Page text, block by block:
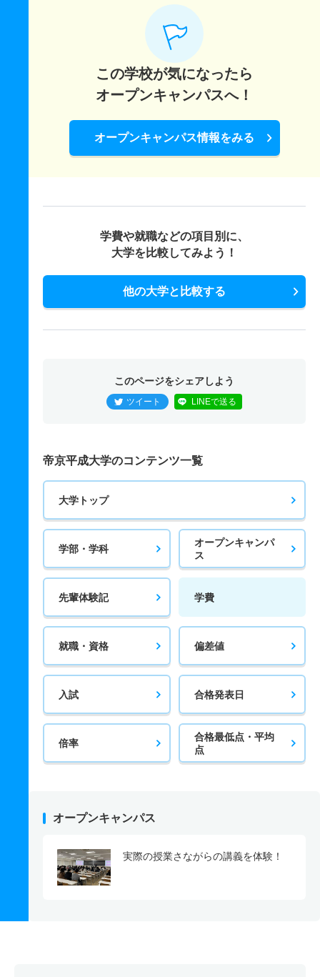
この学校が気になったら
オープンキャンパスへ！
オープンキャンパス情報をみる
学費や就職などの項目別に、
大学を比較してみよう！
他の大学と比較する
このページをシェアしよう
ツイート LINEで送る
帝京平成大学のコンテンツ一覧
大学トップ
学部・学科
オープンキャンパ
ス
先輩体験記 学費
就職・資格 偏差値
入試 合格発表日
倍率
合格最低点・平均
点
オープンキャンパス
実際の授業さながらの講義を体験！